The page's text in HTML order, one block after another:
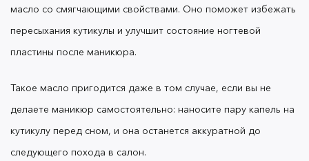
-Пилка.Актуально для тех, кто не делает
легко повредить ногтевую пластину. Используйте
стеклянные, хрустальные, керамические пилочки
с мелкодисперсным шлифовочным напылением
масло со смягчающими свойствами. Оно поможет избежать
пересыхания кутикулы и улучшит состояние ногтевой
пластины после маникюра.
Такое масло пригодится даже в том случае, если вы не
делаете маникюр самостоятельно: наносите пару капель на
кутикулу перед сном, и она останется аккуратной до
следующего похода в салон.